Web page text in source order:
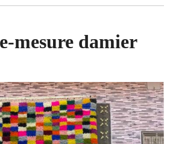
mesure damier